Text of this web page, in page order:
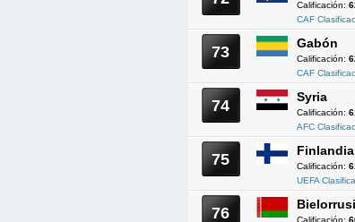
Calificación:
CAF
73 Gabón
Calificación:
CAF
74 Syria
Calificación:
AFC
75 Finlandia
Calificación:
UEFA
76 Calificación: